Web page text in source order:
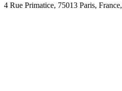
4 Rue Primatice, 75013 Paris, France,